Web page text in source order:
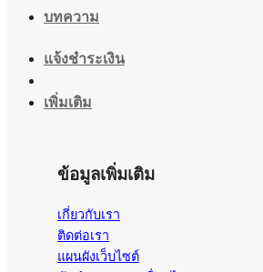
บทความ
แจ้งชำระเงิน
เพิ่มเติม
ข้อมูลเพิ่มเติม
เกี่ยวกับเรา
ติดต่อเรา
แผนผังเว็บไซต์